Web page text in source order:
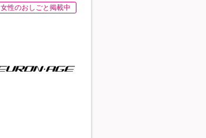
女性のおしごと掲載中